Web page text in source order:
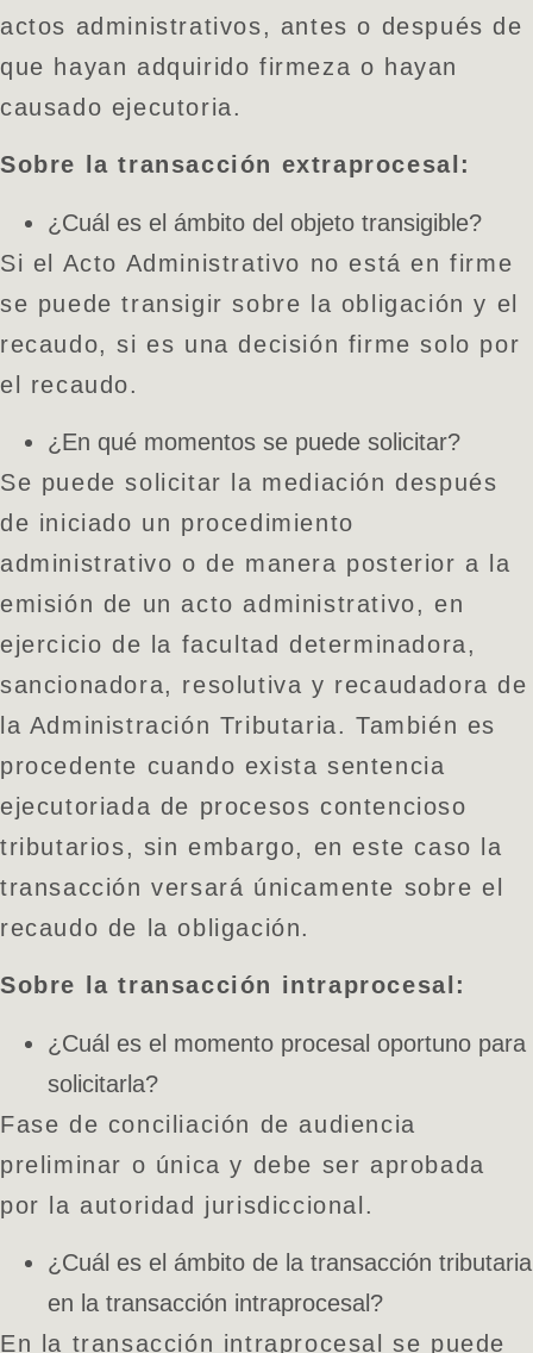
actos administrativos, antes o después de
que hayan adquirido firmeza o hayan
causado ejecutoria.
Sobre la transacción extraprocesal:
¿Cuál es el ámbito del objeto transigible?
Si el Acto Administrativo no está en firme
se puede transigir sobre la obligación y el
recaudo, si es una decisión firme solo por
el recaudo.
¿En qué momentos se puede solicitar?
Se puede solicitar la mediación después
de iniciado un procedimiento
administrativo o de manera posterior a la
emisión de un acto administrativo, en
ejercicio de la facultad determinadora,
sancionadora, resolutiva y recaudadora de
la Administración Tributaria. También es
procedente cuando exista sentencia
ejecutoriada de procesos contencioso
tributarios, sin embargo, en este caso la
transacción versará únicamente sobre el
recaudo de la obligación.
Sobre la transacción intraprocesal:
¿Cuál es el momento procesal oportuno para
solicitarla?
Fase de conciliación de audiencia
preliminar o única y debe ser aprobada
por la autoridad jurisdiccional.
¿Cuál es el ámbito de la transacción tributaria
en la transacción intraprocesal?
En la transacción intraprocesal se puede